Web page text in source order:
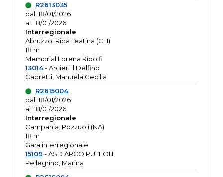
R2613035
dal: 18/01/2026
al: 18/01/2026
Interregionale
Abruzzo: Ripa Teatina (CH)
18 m
Memorial Lorena Ridolfi
13014- Arcieri Il Delfino
Capretti, Manuela Cecilia
R2615004
dal: 18/01/2026
al: 18/01/2026
Interregionale
Campania: Pozzuoli (NA)
18 m
Gara interregionale
15109 - ASD ARCO PUTEOLI
Pellegrino, Marina